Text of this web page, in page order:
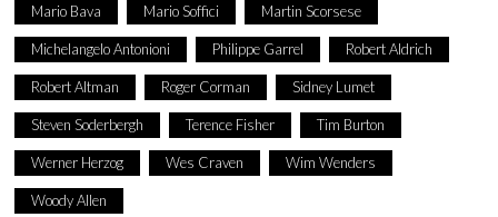
Mario Bava Mario Soffici Martin Scorsese
Michelangelo Antonioni Philippe Garrel Robert Aldrich
Robert Altman Roger Corman Sidney Lumet
Steven Soderbergh Terence Fisher Tim Burton
Werner Herzog Wes Craven Wim Wenders
Woody Allen